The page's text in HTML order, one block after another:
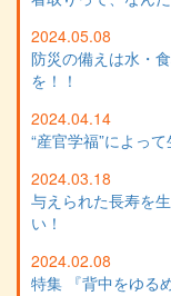
2024.05.08
防災の備えは水・
を！！
2024.04.14
“産官学福”によっ
2024.03.18
与えられた長寿を
い！
2024.02.08
特集 『背中をゆる